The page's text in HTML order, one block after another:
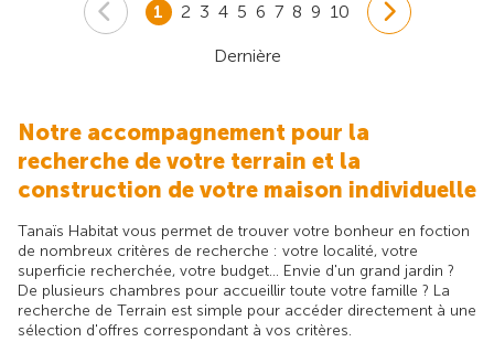
1 2 3 4 5 6 7 8 9 10
Dernière
Notre accompagnement pour la
recherche de votre terrain et la
construction de votre maison individuelle
Tanaïs Habitat vous permet de trouver votre bonheur en foction
de nombreux critères de recherche : votre localité, votre
superficie recherchée, votre budget... Envie d'un grand jardin ?
De plusieurs chambres pour accueillir toute votre famille ? La
recherche de Terrain est simple pour accéder directement à une
sélection d'offres correspondant à vos critères.